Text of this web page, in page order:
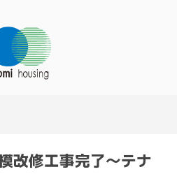
改修工事完了～テナ